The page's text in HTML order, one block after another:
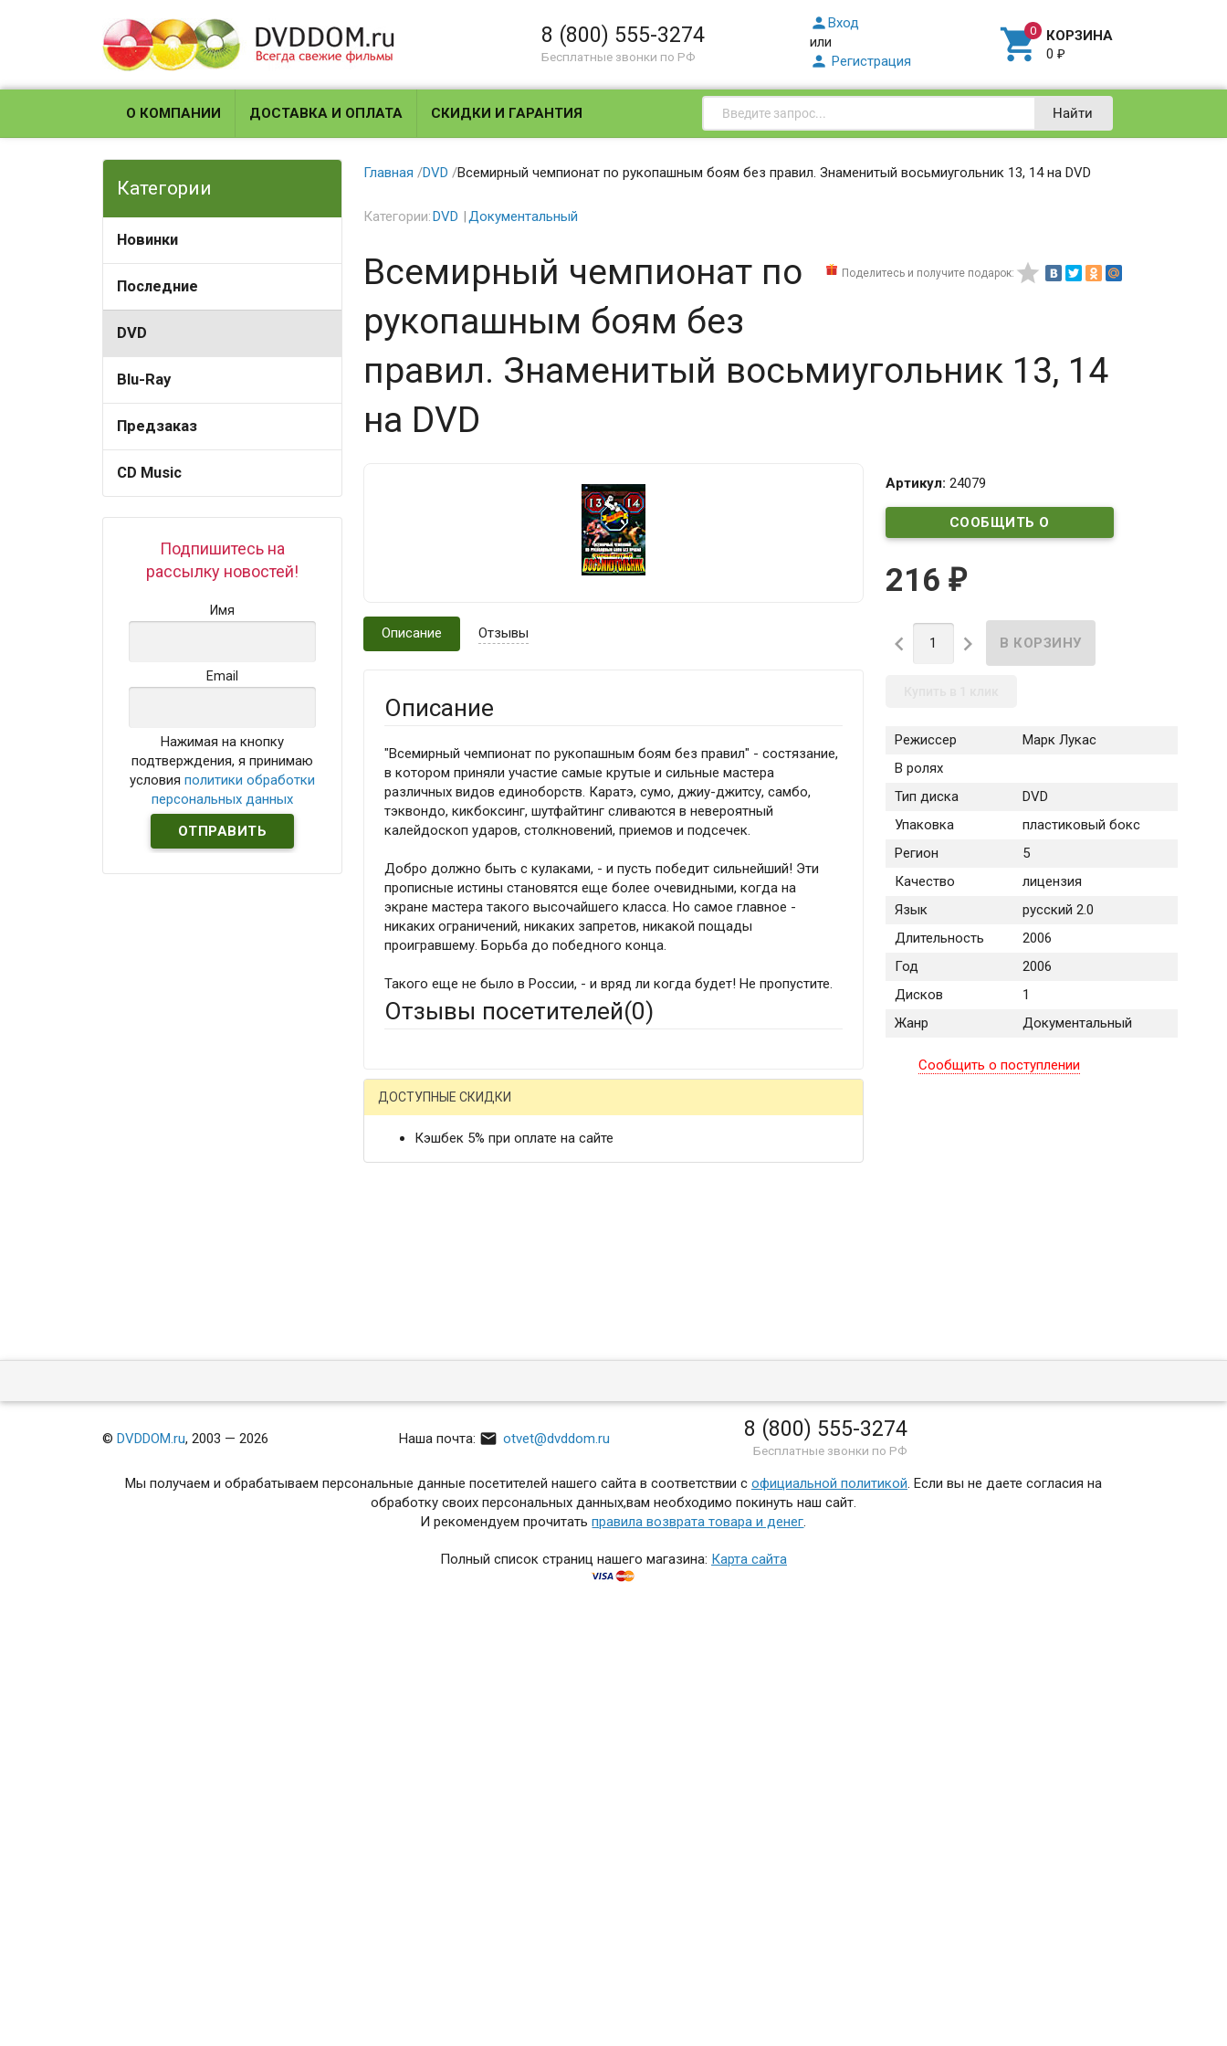
8 (800) 555-3274
Бесплатные звонки по РФ
Вход
или
 Регистрация  КОРЗИНА
0₽
О КОМПАНИИ ДОСТАВКА И ОПЛАТА СКИДКИ И ГАРАНТИЯ Найти
Категории
Новинки
Последние
DVD
Blu-Ray
Предзаказ
CD Music
Подпишитесь на
рассылку новостей!
Имя
Email
Нажимая на кнопку
подтверждения, я принимаю
условияполитики обработки
персональных данных
Главная /DVD /Всемирный чемпионат по рукопашным боям без правил. Знаменитый восьмиугольник 13, 14 на DVD
Категории:DVD Документальный
Поделитесь и получите подарок: 
Всемирный чемпионат по
рукопашным боям без
правил. Знаменитый восьмиугольник 13, 14
на DVD
Артикул: 24079
СООБЩИТЬ О
216 ₽
 
Режиссер
Марк Лукас
В ролях
Тип диска
DVD
Упаковка
пластиковый бокс
Регион
5
Качество
лицензия
Язык
русский 2.0
Длительность
2006
Год
2006
Дисков
1
Жанр
Документальный
Сообщить о поступлении
Описание Отзывы
Описание
"Всемирный чемпионат по рукопашным боям без правил" - состязание,
в котором приняли участие самые крутые и сильные мастера
различных видов единоборств. Каратэ, сумо, джиу-джитсу, самбо,
тэквондо, кикбоксинг, шутфайтинг сливаются в невероятный
калейдоскоп ударов, столкновений, приемов и подсечек.
Добро должно быть с кулаками, - и пусть победит сильнейший! Эти
прописные истины становятся еще более очевидными, когда на
экране мастера такого высочайшего класса. Но самое главное -
никаких ограничений, никаких запретов, никакой пощады
проигравшему. Борьба до победного конца.
Такого еще не было в России, - и вряд ли когда будет! Не пропустите.
Отзывы посетителей(0)
ДОСТУПНЫЕ СКИДКИ
Кэшбек 5% при оплате на сайте
©DVDDOM.ru, 2003 — 2026 Наша почта:  otvet@dvddom.ru 8 (800) 555-3274
Бесплатные звонки по РФ
Мы получаем и обрабатываем персональные данные посетителей нашего сайта в соответствии с официальной политикой. Если вы не даете согласия на
обработку своих персональных данных,вам необходимо покинуть наш сайт.
И рекомендуем прочитатьправила возврата товара и денег.
Полный список страниц нашего магазина: Карта сайта